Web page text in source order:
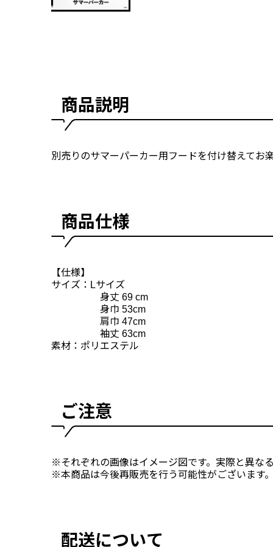
商品説明
別売りのサマーパーカー用フードを付け替えてお
商品仕様
【仕様】
サイズ：Lサイズ
身丈 69 cm
身巾 53cm
肩巾 47cm
袖丈 63cm
素材：ポリエステル
ご注意
※それぞれの画像はイメージ図です。実際と異なる
※本商品は今後再販売を行う可能性がございます。
配送について